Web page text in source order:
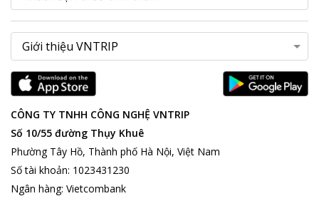
CÔNG TY TNHH CÔNG NGHỆ VNTRIP
Số 10/55 đường Thụy Khuê
Phường Tây Hồ, Thành phố Hà Nội, Việt Nam
Số tài khoản: 1023431230
Ngân hàng: Vietcombank